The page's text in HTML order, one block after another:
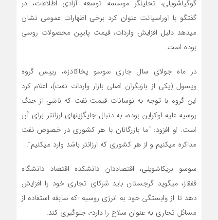
گوگیاشویلی، تحلیلگر موسسه توسعه آزادی اطلاعات، در
گفتگو با اوراسیانت عنوان کرد برخی اظهارات عمومی نشان
می­دهد دلیل افزایش واردات، قیمت پایین محصولات روسی
بوده است.
در ماه جولای سال جاری سوسو پخاکادزه، رییس گروه
ویسول (یکی از بازیگران اصلی بازار واردات نفت)، اعلام کرد
این گروه با توجه به نوسانات قیمت نفت که ناشی از جنگ
روسیه علیه اوکراین بوده، به دنبال جایگزین­های ارزان­تر برای آن
است. او افزود: “ما بازرگانان با هر کشوری در خصوص نفت
مذاکره می­کنیم و از هر کشوری که ارزان­تر باشد وارد می­کنیم”.
سوسو بریکاشویلی، اقتصاددان دانشکده اقتصاد دانشگاه
قفقاز، می­گوید گرجستان باید شرکای تجاری خود را افزایش
دهد تا از وابستگی خود به انرژی روسیه -که سابقه استفاده از
مسائل تجاری به عنوان سلاح را دارد-، جلوگیری کند.